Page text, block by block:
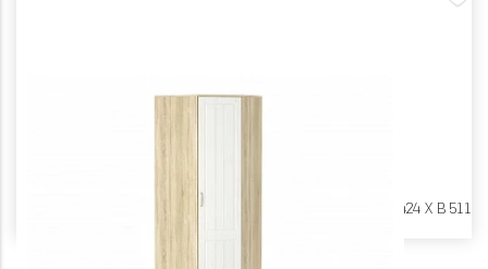
Ш 448 X Г 424 X В 511